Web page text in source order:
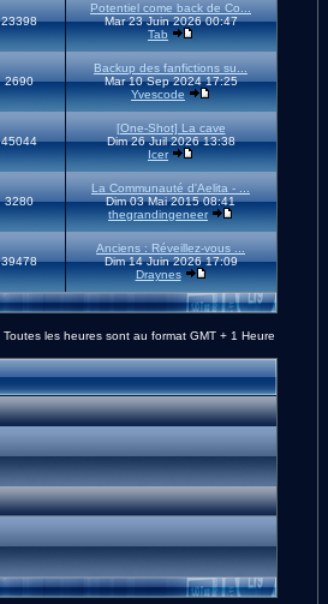
23398
Potentiel come back de Co...
Mar 23 Juin 2026 00:47
Tab
2690
Backup des fanfictions su...
Mar 10 Sep 2024 17:25
Yvescode
45044
[One-Shot] La cave
Dim 26 Juil 2026 13:38
Icer
3280
La Communauté d'Aelita - ...
Dim 03 Mai 2015 08:41
thegrandingeneer
39478
Anciens : Réveillez-vous ...
Dim 14 Juin 2026 17:09
Draynes
Toutes les heures sont au format GMT + 1 Heure